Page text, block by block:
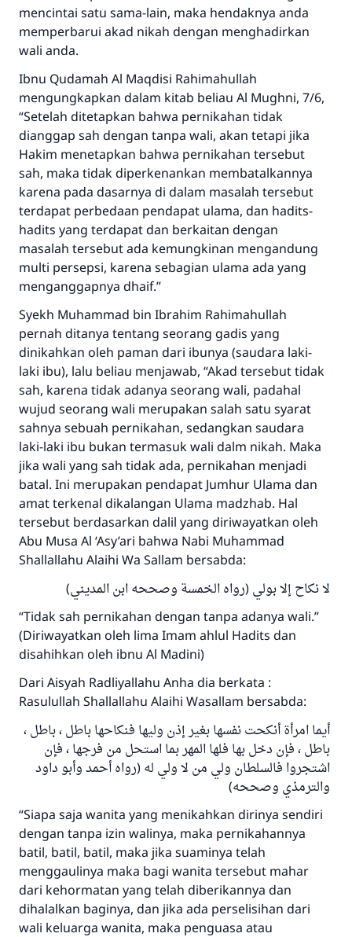
mencintai satu sama-lain, maka hendaknya anda
memperbarui akad nikah dengan menghadirkan
wali anda.
Ibnu Qudamah Al Maqdisi Rahimahullah
mengungkapkan dalam kitab beliau Al Mughni, 7/6,
“Setelah ditetapkan bahwa pernikahan tidak
dianggap sah dengan tanpa wali, akan tetapi jika
Hakim menetapkan bahwa pernikahan tersebut
sah, maka tidak diperkenankan membatalkannya
karena pada dasarnya di dalam masalah tersebut
terdapat perbedaan pendapat ulama, dan hadits-
hadits yang terdapat dan berkaitan dengan
masalah tersebut ada kemungkinan mengandung
multi persepsi, karena sebagian ulama ada yang
menganggapnya dhaif.”
Syekh Muhammad bin Ibrahim Rahimahullah
pernah ditanya tentang seorang gadis yang
dinikahkan oleh paman dari ibunya (saudara laki-
laki ibu), lalu beliau menjawab, “Akad tersebut tidak
sah, karena tidak adanya seorang wali, padahal
wujud seorang wali merupakan salah satu syarat
sahnya sebuah pernikahan, sedangkan saudara
laki-laki ibu bukan termasuk wali dalm nikah. Maka
jika wali yang sah tidak ada, pernikahan menjadi
batal. Ini merupakan pendapat Jumhur Ulama dan
amat terkenal dikalangan Ulama madzhab. Hal
tersebut berdasarkan dalil yang diriwayatkan oleh
Abu Musa Al ‘Asy’ari bahwa Nabi Muhammad
Shallallahu Alaihi Wa Sallam bersabda:
لا نكاح إلا بولي (رواه الخمسة وصححه ابن المديني)
“Tidak sah pernikahan dengan tanpa adanya wali.”
(Diriwayatkan oleh lima Imam ahlul Hadits dan
disahihkan oleh ibnu Al Madini)
Dari Aisyah Radliyallahu Anha dia berkata :
Rasulullah Shallallahu Alaihi Wasallam bersabda:
أيما امرأة أنكحت نفسها بغير إذن وليها فنكاحها باطل ، باطل ،
باطل ، فإن دخل بها فلها المهر بما استحل من فرجها ، فإن
اشتجروا فالسلطان ولي من لا ولي له (رواه أحمد وأبو داود
والترمذي وصححه)
“Siapa saja wanita yang menikahkan dirinya sendiri
dengan tanpa izin walinya, maka pernikahannya
batil, batil, batil, maka jika suaminya telah
menggaulinya maka bagi wanita tersebut mahar
dari kehormatan yang telah diberikannya dan
dihalalkan baginya, dan jika ada perselisihan dari
wali keluarga wanita, maka penguasa atau
meka dia akan mendapatkan pahala yang
sama dengan orang yang melakukannya"
Saham